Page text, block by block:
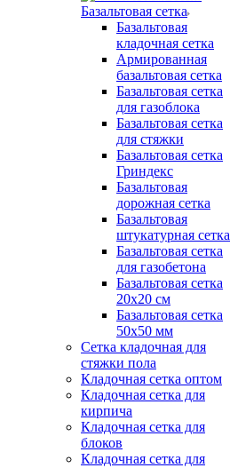
Базальтовая сетка
Базальтовая
кладочная сетка
Армированная
базальтовая сетка
Базальтовая сетка
для газоблока
Базальтовая сетка
для стяжки
Базальтовая сетка
Гриндекс
Базальтовая
дорожная сетка
Базальтовая
штукатурная сетка
Базальтовая сетка
для газобетона
Базальтовая сетка
20x20 см
Базальтовая сетка
50x50 мм
Сетка кладочная для
стяжки пола
Кладочная сетка оптом
Кладочная сетка для
кирпича
Кладочная сетка для
блоков
Кладочная сетка для